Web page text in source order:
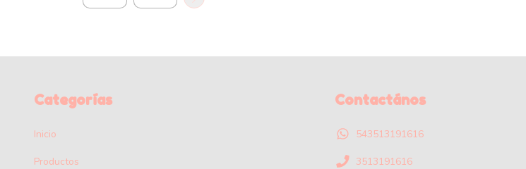
Categorías
Inicio
Productos
Contactános
543513191616
3513191616